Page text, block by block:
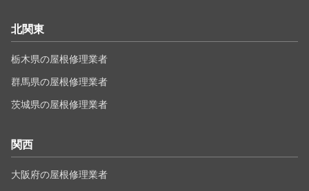
北関東
栃木県の屋根修理業者
群馬県の屋根修理業者
茨城県の屋根修理業者
関西
大阪府の屋根修理業者